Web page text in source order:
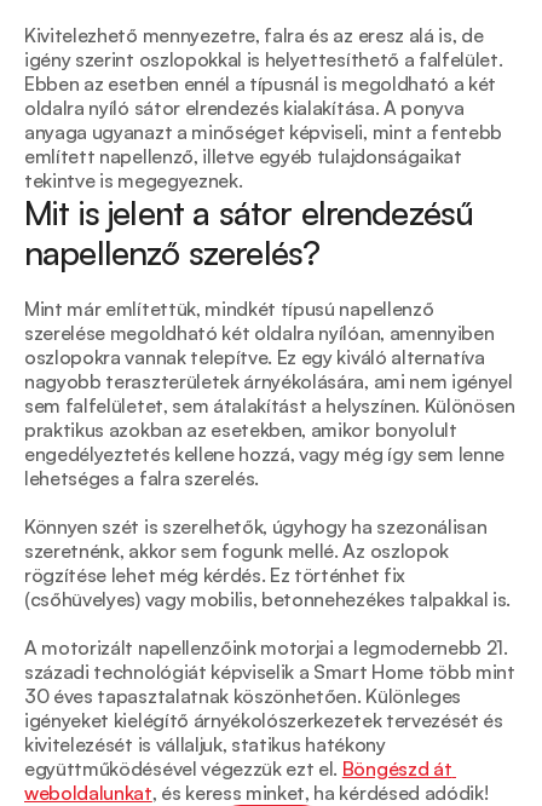
Kivitelezhető mennyezetre, falra és az eresz alá is, de
igény szerint oszlopokkal is helyettesíthető a falfelület.
Ebben az esetben ennél a típusnál is megoldható a két
oldalra nyíló sátor elrendezés kialakítása. A ponyva
anyaga ugyanazt a minőséget képviseli, mint a fentebb
említett napellenző, illetve egyéb tulajdonságaikat
tekintve is megegyeznek.
Mit is jelent a sátor elrendezésű
napellenző szerelés?
Mint már említettük, mindkét típusú napellenző
szerelése megoldható két oldalra nyílóan, amennyiben
oszlopokra vannak telepítve. Ez egy kiváló alternatíva
nagyobb teraszterületek árnyékolására, ami nem igényel
sem falfelületet, sem átalakítást a helyszínen. Különösen
praktikus azokban az esetekben, amikor bonyolult
engedélyeztetés kellene hozzá, vagy még így sem lenne
lehetséges a falra szerelés.
Könnyen szét is szerelhetők, úgyhogy ha szezonálisan
szeretnénk, akkor sem fogunk mellé. Az oszlopok
rögzítése lehet még kérdés. Ez történhet fix
(csőhüvelyes) vagy mobilis, betonnehezékes talpakkal is.
A motorizált napellenzőink motorjai a legmodernebb 21.
századi technológiát képviselik a Smart Home több mint
30 éves tapasztalatnak köszönhetően. Különleges
igényeket kielégítő árnyékolószerkezetek tervezését és
kivitelezését is vállaljuk, statikus hatékony
együttműködésével végezzük ezt el. Böngészd át
weboldalunkat, és keress minket, ha kérdésed adódik!